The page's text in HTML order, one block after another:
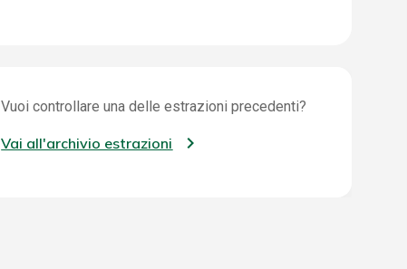
Vuoi controllare una delle estrazioni precedenti?
Vai all'archivio estrazioni